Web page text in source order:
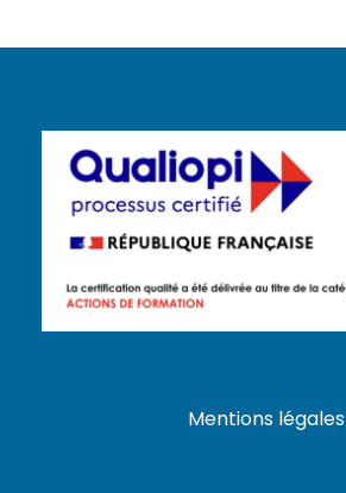
Mentions légales